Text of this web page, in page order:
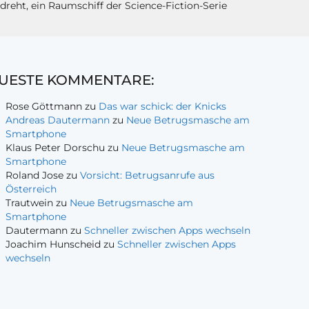
ein Raumschiff der Science-Fiction-Serie
KOMMENTARE:
Rose Göttmann zu Das war schick: der Knicks
Andreas Dautermann zu Neue Betrugsmasche am
Smartphone
Klaus Peter Dorschu zu Neue Betrugsmasche am
Smartphone
Roland Jose zuVorsicht: Betrugsanrufe aus
Österreich
Trautwein zu Neue Betrugsmasche am
Smartphone
Dautermann zuSchneller zwischen Apps wechseln
Joachim Hunscheid zuSchneller zwischen Apps
wechseln